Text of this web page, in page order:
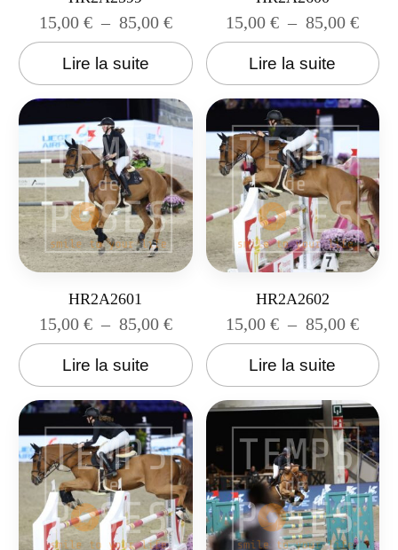
15,00 € – 85,00 €
Lire la suite
15,00€ – 85,00€
Lire la suite
HR2A2601
15,00 € – 85,00 €
Lire la suite
HR2A2602
15,00€ – 85,00€
Lire la suite